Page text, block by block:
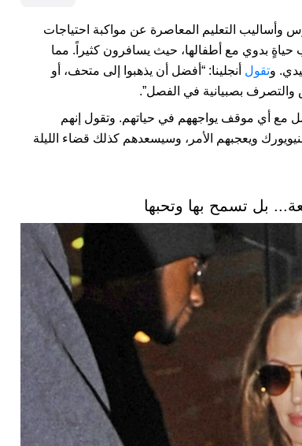
وأساليب التعليم المعاصرة عن مواكبة احتياجات
حياةٍ بدوي مع أطفالها، حيث يسافرون كثيراً. مما
وتقول أنجلينا: “أفضل أن يذهبوا إلى متحف، أو
والتصرف بصبيانية في الفصل”.
مع أي موقف يواجههم في حياتهم. وتقول إنهم
ويعجبهم الأمر، وسيسعدهم كذلك قضاء الليلة